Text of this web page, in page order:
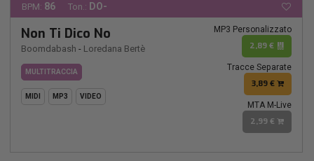
BPM: 86 Ton.: DO-
Non Ti Dico No
Boomdabash - Loredana Bertè
MULTITRACCIA
MIDI MP3 VIDEO
MP3 Personalizzato
2,89 €
Tracce Separate
3,89 €
MTA M-Live
2,99 €